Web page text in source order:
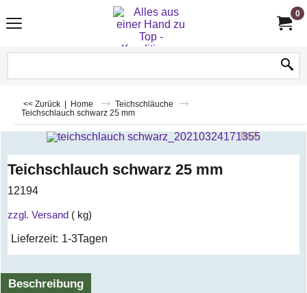
0
<< Zurück | Home
Teichschläuche
Teichschlauch schwarz 25 mm
Teichschlauch schwarz 25 mm
12194
zzgl. Versand kg
Lieferzeit: 1-3Tagen
Beschreibung